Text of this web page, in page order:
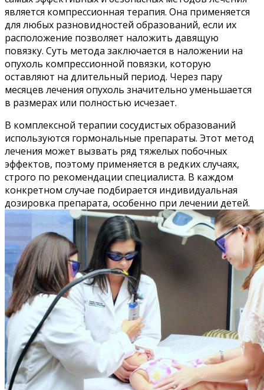
является компрессионная терапия. Она применяется
для любых разновидностей образований, если их
расположение позволяет наложить давящую
повязку. Суть метода заключается в наложении на
опухоль компрессионной повязки, которую
оставляют на длительный период. Через пару
месяцев лечения опухоль значительно уменьшается
в размерах или полностью исчезает.
В комплексной терапии сосудистых образований
используются гормональные препараты. Этот метод
лечения может вызвать ряд тяжелых побочных
эффектов, поэтому применяется в редких случаях,
строго по рекомендации специалиста. В каждом
конкретном случае подбирается индивидуальная
дозировка препарата, особенно при лечении детей.